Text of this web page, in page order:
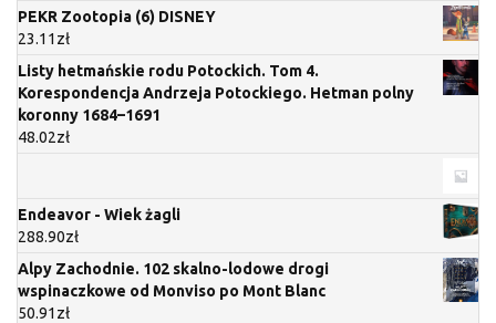
PEKR Zootopia (6) DISNEY
23.11 zł
Listy hetmańskie rodu Potockich. Tom 4.
Korespondencja Andrzeja Potockiego. Hetman polny
koronny 1684–1691
48.02zł
Endeavor - Wiek żagli
288.90zł
Alpy Zachodnie. 102 skalno-lodowe drogi
wspinaczkowe od Monviso po Mont Blanc
50.91 zł